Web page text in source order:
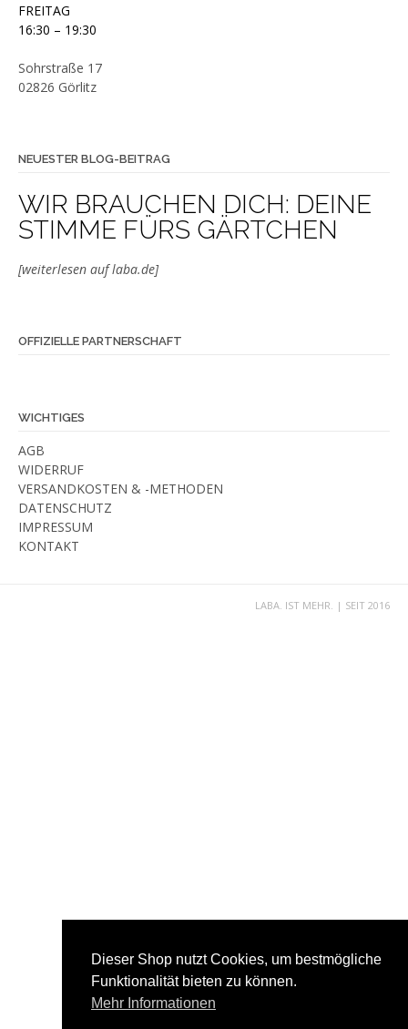
FREITAG
16:30 – 19:30
Sohrstraße 17
02826 Görlitz
NEUESTER BLOG-BEITRAG
WIR BRAUCHEN DICH: DEINE
STIMME FÜRS GÄRTCHEN
[weiterlesen auf laba.de]
OFFIZIELLE PARTNERSCHAFT
WICHTIGES
AGB
WIDERRUF
VERSANDKOSTEN & -METHODEN
DATENSCHUTZ
IMPRESSUM
KONTAKT
LABA. IST MEHR. | SEIT 2016
Dieser Shop nutzt Cookies, um bestmögliche
Funktionalität bieten zu können.
Mehr Informationen